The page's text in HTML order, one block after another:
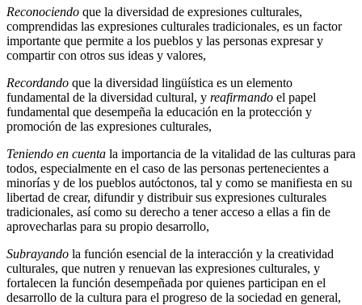
Reconociendo que la diversidad de expresiones culturales,
comprendidas las expresiones culturales tradicionales, es un factor
importante que permite a los pueblos y las personas expresar y
compartir con otros sus ideas y valores,
Recordando que la diversidad lingüística es un elemento
fundamental de la diversidad cultural, y reafirmando el papel
fundamental que desempeña la educación en la protección y
promoción de las expresiones culturales,
Teniendo en cuenta la importancia de la vitalidad de las culturas para
todos, especialmente en el caso de las personas pertenecientes a
minorías y de los pueblos autóctonos, tal y como se manifiesta en su
libertad de crear, difundir y distribuir sus expresiones culturales
tradicionales, así como su derecho a tener acceso a ellas a fin de
aprovecharlas para su propio desarrollo,
Subrayando la función esencial de la interacción y la creatividad
culturales, que nutren y renuevan las expresiones culturales, y
fortalecen la función desempeñada por quienes participan en el
desarrollo de la cultura para el progreso de la sociedad en general,